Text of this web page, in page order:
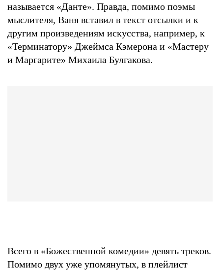
называется «Данте». Правда, помимо поэмы
мыслителя, Ваня вставил в текст отсылки и к
другим произведениям искусства, например, к
«Терминатору» Джеймса Кэмерона и «Мастеру
и Маргарите» Михаила Булгакова.
Всего в «Божественной комедии» девять треков.
Помимо двух уже упомянутых, в плейлист